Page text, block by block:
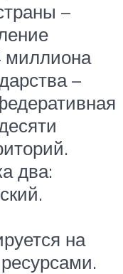
–
миллиона
–
два:
на